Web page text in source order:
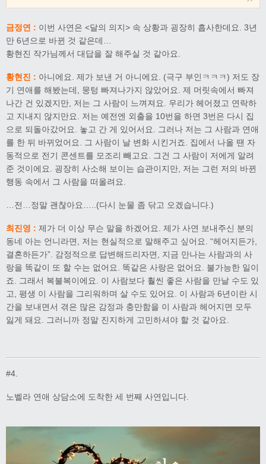
금정연 : 이번 사연은 <달의 의지> 속 상황과 굉장히 흡사한데요. 3년
만 6년으로 바뀐 것 같은데…
황현진 작가님께서 대답을 잘 해주실 것 같아요.
황현진 : 아니에요. 제가 보낸 거 아니에요. (극구 부인ㅋㅋㅋ) 저도 장
기 연애를 해봤는데, 뭉텅 빠져나가지 않았어요. 제 머릿속에서 빠져
나간 건 있겠지만, 저는 그 사람이 느껴져요. 우리가 헤어졌고 연락하
고 지내지 않지만요. 저는 예전엔 외출을 10번을 하면 3번은 다시 집
으로 되돌아갔어요. 놓고 간 게 있어서요. 그러나 저는 그 사람과 연애
를 한 뒤 바뀌었어요. 그 사람이 날 변화 시킨거죠. 집에서 나올 땐 자
동적으로 전기 콘센트를 모조리 빼고요. 그건 그 사람이 저에게 알려
준 것이에요. 굉장히 사소해 보이는 습관이지만, 저는 그런 저의 바뀐
행동 속에서 그 사람을 떠올려요.
…전…정말 괜찮아요…..(다시 눈물 좀 닦고 오겠습니다.)
최진영 : 제가 더 이상 무슨 말을 하겠어요. 제가 사연 보내주신 분의
동네 아는 언니라면, 저는 현실적으로 말해주고 싶어요. “헤어지든가,
결혼하든가”. 감정적으로 답변해드리자면, 지금 만나는 사람과의 사
랑을 똑같이 또 할 수는 없어요. 똑같은 사랑은 없어요. 불가능한 일이
죠. 그래서 복불복이에요. 이 사람보다 훨씬 좋은 사람을 만날 수도 있
고, 평생 이 사람을 그리워하며 살 수도 있어요. 이 사람과 6년이란 시
간을 보내면서 겪은 많은 감정과 충만함을 이 사람과 헤어지면 모두
잃게 돼요. 그러니까 정말 진지하게 고민하셔야 할 것 같아요.
#4.
노벨라 연애 상담소에 도착한 세 번째 사연입니다.